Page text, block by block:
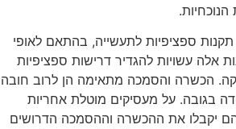
תקנות ספציפיות לתעשייה, בהתאם לאופי
אלה עשויות להגדיר דרישות ספציפיות
הכשרה והסמכה מתאימה הן לרוב חובה
בגובה. על מעסיקים מוטלת אחריות
יקבלו את ההכשרה וההסמכה הדרושים